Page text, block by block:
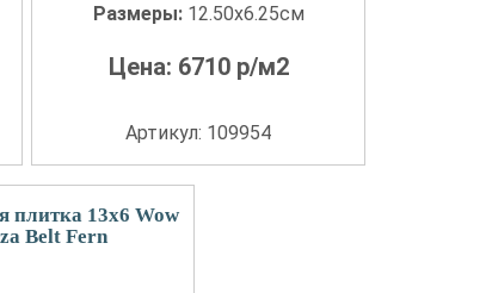
Размеры: 12.50x6.25см
Цена: 6710р/м2
Артикул: 109954
плитка 13x6 Wow
Belt Fern